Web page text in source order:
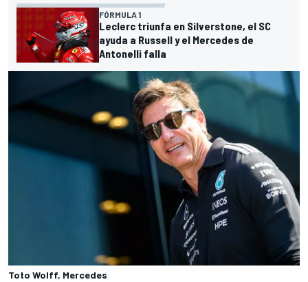
FÓRMULA 1
Leclerc triunfa en Silverstone, el SC
ayuda a Russell y el Mercedes de
Antonelli falla
Toto Wolff, Mercedes